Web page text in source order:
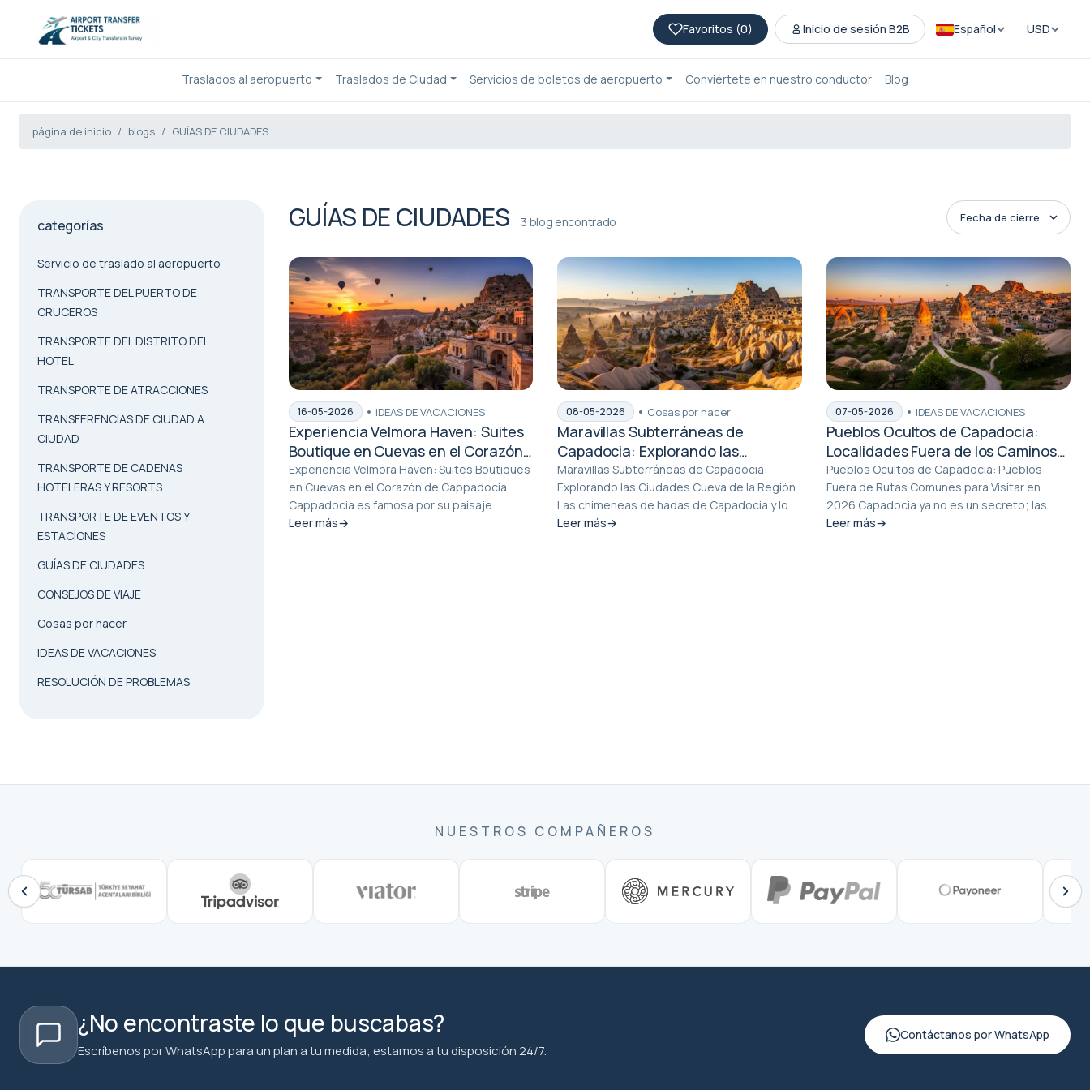
Favoritos (0) Inicio de sesión B2B Español USD
Traslados al aeropuerto Traslados de Ciudad Servicios de boletos de aeropuerto Conviértete en nuestro conductor Blog
página de inicio blogs GUÍAS DE CIUDADES
categorías
Servicio de traslado al aeropuerto
TRANSPORTE DEL PUERTO DE
CRUCEROS
TRANSPORTE DEL DISTRITO DEL
HOTEL
TRANSPORTE DE ATRACCIONES
TRANSFERENCIAS DE CIUDAD A
CIUDAD
TRANSPORTE DE CADENAS
HOTELERAS Y RESORTS
TRANSPORTE DE EVENTOS Y
ESTACIONES
GUÍAS DE CIUDADES
CONSEJOS DE VIAJE
Cosas por hacer
IDEAS DE VACACIONES
RESOLUCIÓN DE PROBLEMAS
GUÍAS DE CIUDADES 3 blog encontrado
16-05-2026 IDEAS DE VACACIONES
Experiencia Velmora Haven: Suites
Boutique en Cuevas en el Corazón
de Capadocia
Experiencia Velmora Haven: Suites Boutiques
en Cuevas en el Corazón de Cappadocia
Cappadocia es famosa por su paisaje
fantástico y aman...
Leer más
08-05-2026 Cosas por hacer
Maravillas Subterráneas de
Capadocia: Explorando las
Ciudades Cavernosas de la Región
Maravillas Subterráneas de Capadocia:
Explorando las Ciudades Cueva de la Región
Las chimeneas de hadas de Capadocia y los
globos al am...
Leer más
07-05-2026 IDEAS DE VACACIONES
Pueblos Ocultos de Capadocia:
Localidades Fuera de los Caminos
Tradicionales para Visitar en 2026
Pueblos Ocultos de Capadocia: Pueblos
Fuera de Rutas Comunes para Visitar en
2026 Capadocia ya no es un secreto; las
fotos de globos al...
Leer más
NUESTROS COMPAÑEROS
¿No encontraste lo que buscabas?
Escríbenos por WhatsApp para un plan a tu medida; estamos a tu disposición 24/7.
Contáctanos por WhatsApp